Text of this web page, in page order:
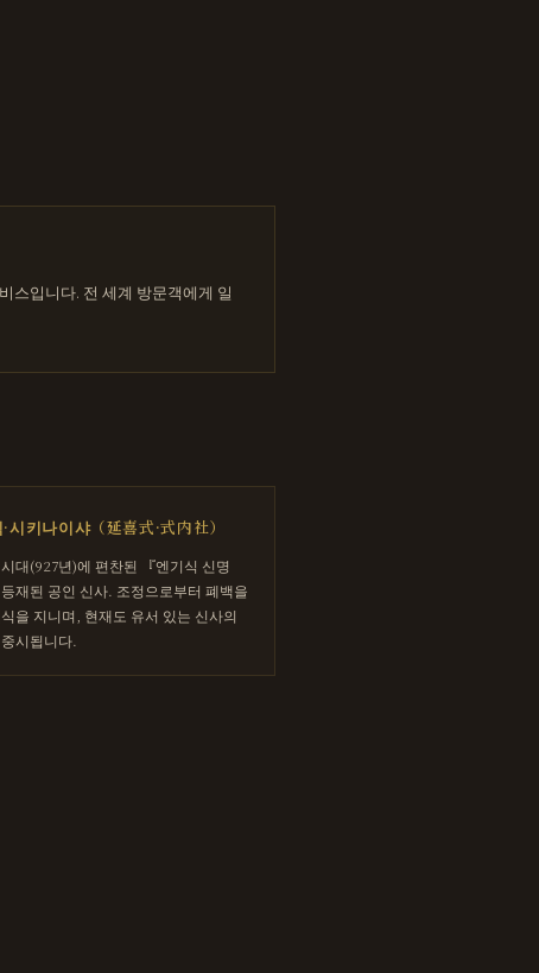
스입니다. 전 세계 방문객에게 일
시키나이샤（延喜式·式内社）
대(927년)에 편찬된 『엔기식 신명
재된 공인 신사. 조정으로부터 폐백을
을 지니며, 현재도 유서 있는 신사의
시됩니다.